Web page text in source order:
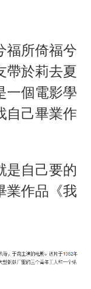
福所倚福兮
帶於莉去夏
一個電影學
自己畢業作
是自己要的
業作品《我